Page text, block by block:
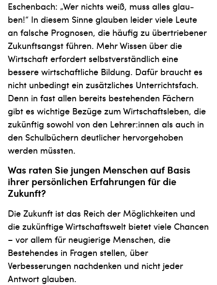
Eschen­bach: „Wer nichts weiß, muss alles glau­
ben!“ In diesem Sinne glauben leider viele Leute
an falsche Prognosen, die häufig zu übertriebener
Zukunftsangst führen. Mehr Wissen über die
Wirtschaft erfordert selbst­verständlich eine
bessere wirtschaftliche Bildung. Dafür braucht es
nicht unbedingt ein zusätzliches Unterrichtsfach.
Denn in fast allen bereits bestehenden Fächern
gibt es wichtige Bezüge zum Wirtschaftsleben, die
zukünftig sowohl von den Lehrer:innen als auch in
den Schulbüchern deutlicher hervorgehoben
werden müssten.
Was raten Sie jungen Menschen auf Basis
ihrer persönlichen Erfahrungen für die
Zukunft?
Die Zukunft ist das Reich der Möglichkeiten und
die zukünftige Wirtschaftswelt bietet viele Chancen
– vor allem für neugierige Menschen, die
Bestehendes in Fragen stellen, über
Verbesserungen nachdenken und nicht jeder
Antwort glauben.